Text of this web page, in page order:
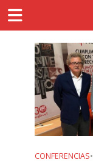
CONFERENCIAS•